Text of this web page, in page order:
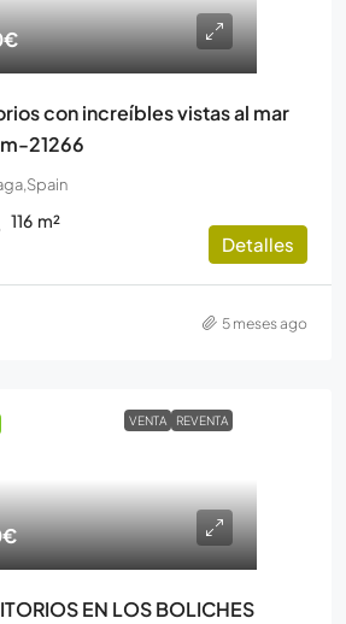
con increíbles vistas al mar
21266
116 m²
Detalles
5 meses ago
VENTA REVENTA
EN LOS BOLICHES